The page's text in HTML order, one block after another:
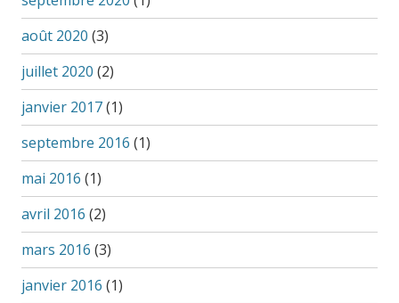
août 2020 (3)
juillet 2020 (2)
janvier 2017(1)
septembre 2016 (1)
mai 2016 (1)
avril 2016 (2)
mars 2016 (3)
janvier 2016 (1)